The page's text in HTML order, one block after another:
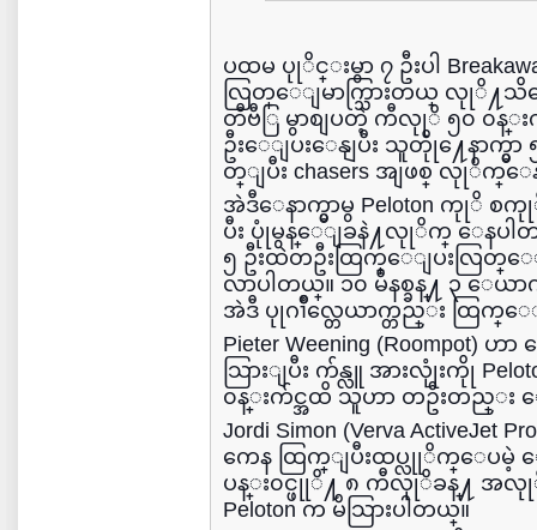
ပထမ ပုုိင္းမွာ ၇ ဦးပါ
လြတ္ေျမာက္သြားတယ္ လုုိ႔သိရ
တီဗီြ မွာစျပတဲ့ ကီလုုိ ၅၀ ၀န္
ဦးေျပးေနျပီး သူတိုု႔ေနာက္မွာ
တ္ျပီး chasers အျဖစ္ လုုိက္ေ
အဲဒီေနာက္မွာမွ Peloton ကုုိ
ပီး ပုုံမွန္ေျခနဲ႔လုုိက္ ေနပါ
၅ ဦးထဲတဦးထြက္ေျပးလြတ္ေ
လာပါတယ္။ ၁၀ မီနစ္ခန္႔ ၃ ေ
အဲဒီ ပုုဂၢိဳလ္တေယာက္တည္း ထြက္ေျ
Pieter Weening (Roompot)
သြားျပီး က်န္လူ အားလုုံးကိုု
၀န္းက်င္အထိ သူဟာ တဦးတည္း
Jordi Simon (Verva ActiveJet
ကေန ထြက္ျပီးထပ္လုုိက္ေပမဲ့
ပန္း၀င္ဖုုိ႔ ၈ ကီလုုိခန္႔ အ
Peloton က မိသြားပါတယ္။